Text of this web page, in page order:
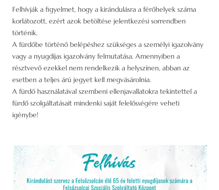
Felhívják a figyelmet, hogy a kirándulásra a férőhelyek száma
korlátozott, ezért azok betöltése jelentkezési sorrendben
történik.
A fürdőbe történő belépéshez szükséges a személyi igazolvány
vagy a nyugdíjas igazolvány felmutatása. Amennyiben a
résztvevő ezekkel nem rendelkezik a helyszínen, abban az
esetben a teljes árú jegyet kell megvásárolnia.
A fürdő használatával szembeni ellenjavallatokra tekintettel a
fürdő szolgáltatásait mindenki saját felelősségére veheti
igénybe!